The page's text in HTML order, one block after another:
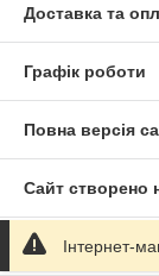
Доставка та
Графік роботи
Повна версія
Сайт створено
ПолітикаІнтернет-